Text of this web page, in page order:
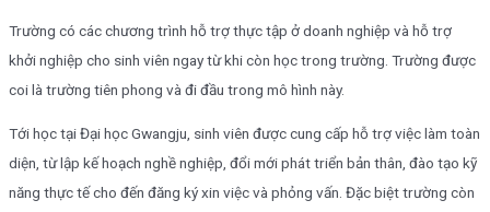
Trường có các chương trình hỗ trợ thực tập ở doanh nghiệp và hỗ trợ
khởi nghiệp cho sinh viên ngay từ khi còn học trong trường. Trường được
coi là trường tiên phong và đi đầu trong mô hình này.
Tới học tại Đại học Gwangju, sinh viên được cung cấp hỗ trợ việc làm toàn
diện, từ lập kế hoạch nghề nghiệp, đổi mới phát triển bản thân, đào tạo kỹ
năng thực tế cho đến đăng ký xin việc và phỏng vấn. Đặc biệt trường còn